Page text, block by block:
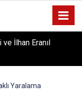
İlhan Eranıl
Kursiyerler
Yaralama